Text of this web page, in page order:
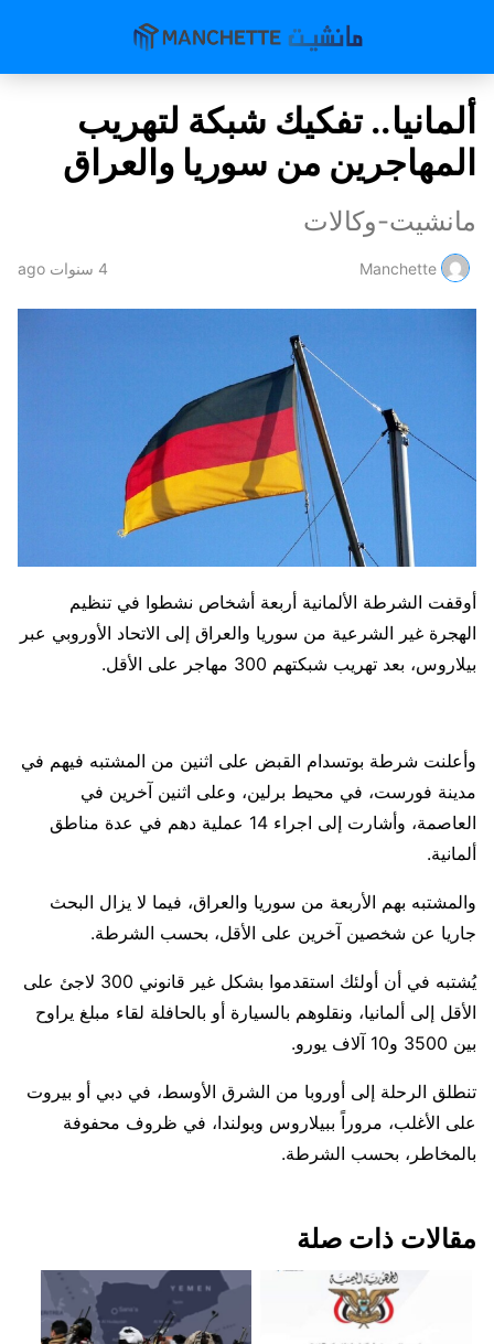
ألمانيا.. تفكيك شبكة لتهريب
المهاجرين من سوريا والعراق
مانشيت-وكالات
Manchette 4 سنوات ago
أوقفت الشرطة الألمانية أربعة أشخاص نشطوا في تنظيم
الهجرة غير الشرعية من سوريا والعراق إلى الاتحاد الأوروبي عبر
بيلاروس، بعد تهريب شبكتهم 300 مهاجر على الأقل.
وأعلنت شرطة بوتسدام القبض على اثنين من المشتبه فيهم في
مدينة فورست، في محيط برلين، وعلى اثنين آخرين في
العاصمة، وأشارت إلى اجراء 14 عملية دهم في عدة مناطق
ألمانية.
والمشتبه بهم الأربعة من سوريا والعراق، فيما لا يزال البحث
جاريا عن شخصين آخرين على الأقل، بحسب الشرطة.
يُشتبه في أن أولئك استقدموا بشكل غير قانوني 300 لاجئ على
الأقل إلى ألمانيا، ونقلوهم بالسيارة أو بالحافلة لقاء مبلغ يراوح
بين 3500 و10 آلاف يورو.
تنطلق الرحلة إلى أوروبا من الشرق الأوسط، في دبي أو بيروت
على الأغلب، مروراً ببيلاروس وبولندا، في ظروف محفوفة
بالمخاطر، بحسب الشرطة.
مقالات ذات صلة